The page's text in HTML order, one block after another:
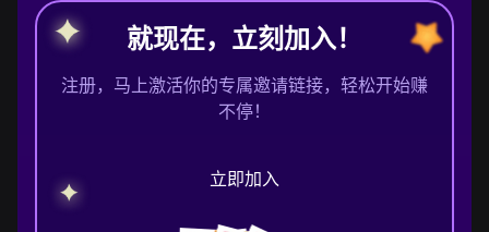
就现在，立刻加入！
注册，马上激活你的专属邀请链接，轻松开始赚
不停！
立即加入